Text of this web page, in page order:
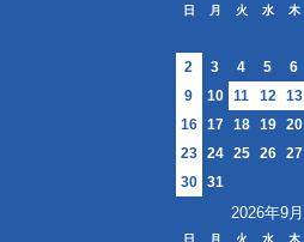
日 月 火 水 木
2
3 4 5 6
9
10 11 12 13
16 17 18 19 20
23 24 25 26 27
30 31
2026年9月
日 月 火 水 木